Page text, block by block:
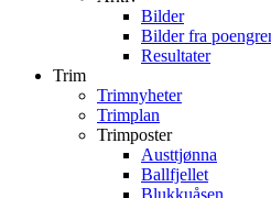
Bilder
Bilder fra
Resultater
Trim
Trimnyheter
Trimplan
Trimposter
Austtjønna
Ballfjellet